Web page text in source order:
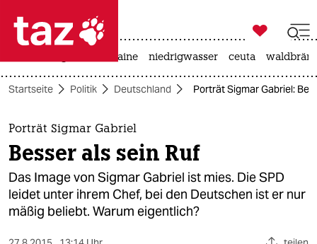
 taz zahl ich
taz zahl ich
themen
politik
öko
gesellschaft

taz zahl ich
krieg in der ukraine niedrigwasser ceuta
Startseite Politik Deutschland Porträt Sigmar Gabriel:
Porträt Sigmar Gabriel
Besser als sein Ruf
Das Image von Sigmar Gabriel ist mies. Die SPD
leidet unter ihrem Chef, bei den Deutschen ist er nur
mäßig beliebt. Warum eigentlich?